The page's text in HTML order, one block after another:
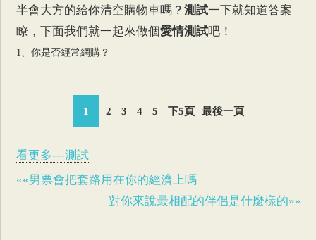
半會大方的給你清空購物車嗎？測試一下就知道答案
瞭，下面我們就一起來做個愛情測試吧！
1、你是否經常網購？
1 2 3 4 5 下5頁 最後一頁
看更多---測試
««男票會把套路用在你的經濟上嗎
對你來說最相配的伴侶是什麼樣的»»